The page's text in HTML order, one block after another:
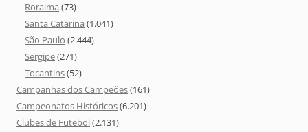
Roraima (73)
Santa Catarina (1.041)
São Paulo (2.444)
Sergipe(271)
Tocantins(52)
Campanhas dos Campeões(161)
Campeonatos Históricos(6.201)
Clubes de Futebol(2.131)